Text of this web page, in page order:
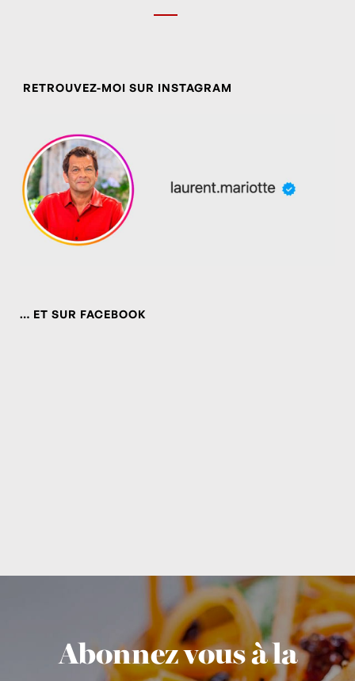
RETROUVEZ-MOI SUR INSTAGRAM
… ET SUR FACEBOOK
Abonnez vous à la